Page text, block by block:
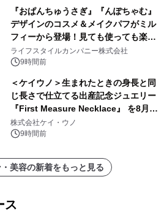
『おぱんちゅうさぎ』『んぽちゃむ』
デザインのコスメ＆メイクパフがミル
フィーから登場！見ても使っても楽し
い、ポップでキュートなコレクショ
ン。
ライフスタイルカンパニー株式会社
9時間前
＜ケイウノ＞生まれたときの身長と同
じ長さで仕立てる出産記念ジュエリー
『First Measure Necklace』 を8月14
日(金)に発売
株式会社ケイ・ウノ
9時間前
美容の新着をもっと見る
ス